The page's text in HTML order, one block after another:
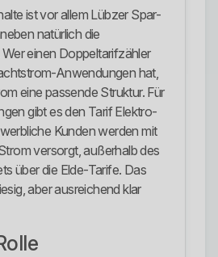
ist vor allem Lübzer Spar-
natürlich die
einen Doppeltarifzähler
Anwendungen hat,
eine passende Struktur. Für
gibt es den Tarif Elektro-
Kunden werden mit
versorgt, außerhalb des
über die Elde-Tarife. Das
aber ausreichend klar